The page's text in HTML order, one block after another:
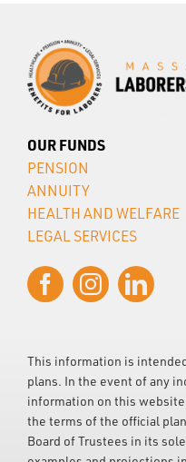
OUR FUNDS
PENSION
ANNUITY
HEALTH AND WELFARE
LEGAL SERVICES
This information is
plans. In the event of any
information on this
the terms of the official
Board of Trustees in its